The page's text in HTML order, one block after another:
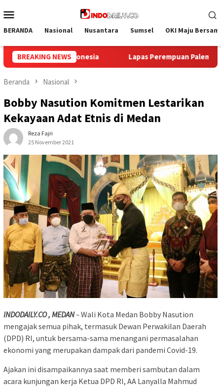
ke
Mobile
BERANDA Nasional Nusantara Sumsel OKI Maju
BREAKING NEWS
Palembang Gelar Aksi Bersih Kemerdekaan, Kobarkan
Beranda Nasional
Bobby Nasution Komitmen Lestarikan
Kekayaan Adat Etnis di Medan
Reza Fajri
25 November 2021
INDODAILY.CO , MEDAN–Wali Kota Medan Bobby Nasution
mengajak semua pihak, termasuk Dewan Perwakilan Daerah
(DPD) RI, untuk bersama-sama menangani permasalahan
ekonomi yang merupakan dampak dari pandemi Covid-19.
Ajakan ini disampaikannya saat memberi sambutan dalam
acara kunjungan kerja Ketua DPD RI, AA Lanyalla Mahmud